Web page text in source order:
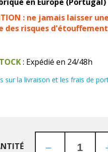
: ne jamais laisser
des risques
: Expédié en 24/48h
sur la livraison et les frais de